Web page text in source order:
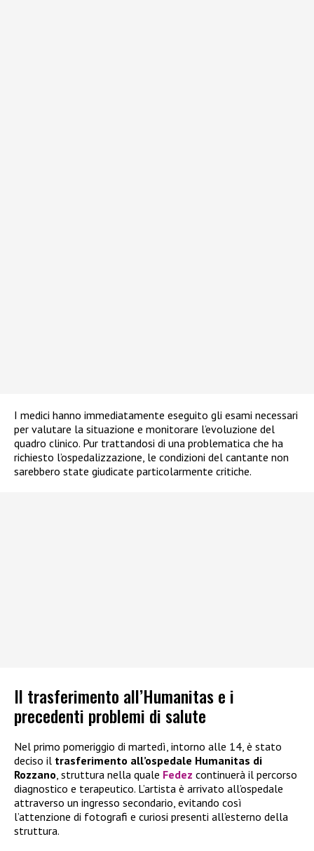
I medici hanno immediatamente eseguito gli esami necessari
per valutare la situazione e monitorare l’evoluzione del
quadro clinico. Pur trattandosi di una problematica che ha
richiesto l’ospedalizzazione, le condizioni del cantante non
sarebbero state giudicate particolarmente critiche.
Il trasferimento all’Humanitas e i
precedenti problemi di salute
Nel primo pomeriggio di martedì, intorno alle 14, è stato
deciso il trasferimento all’ospedale Humanitas di
Rozzano, struttura nella quale Fedez continuerà il percorso
diagnostico e terapeutico. L’artista è arrivato all’ospedale
attraverso un ingresso secondario, evitando così
l’attenzione di fotografi e curiosi presenti all’esterno della
struttura.